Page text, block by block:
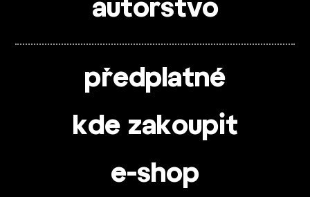
autorstvo
předplatné
kde zakoupit
e-shop